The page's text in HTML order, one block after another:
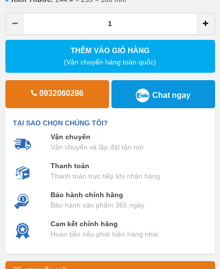
THÊM VÀO GIỎ HÀNG
(Vận chuyển hàng toàn quốc)
0932060286 Chat ngay
TẠI SAO CHỌN CHÚNG TÔI?
Vận chuyển
Vận chuyển và lắp đặt tận nơi
Thanh toán
Thanh toán trực tiếp khi nhận hàng
Bảo hành chính hãng
Bảo hành sản phẩm 365 ngày
Cam kết chính hãng
Hoàn tiền nếu phát hiện hàng nhái